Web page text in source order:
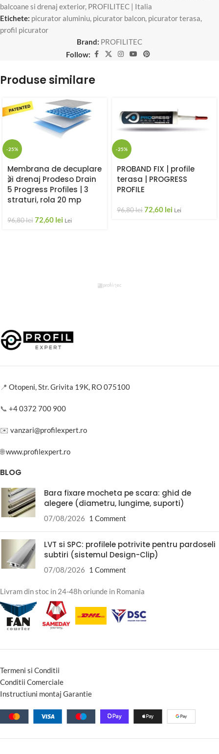
balcoane si drenaj exterior, PROFILITEC | Italia
Etichete: picurator aluminiu, picurator balcon, picurator terasa,
profil picurator
Brand: PROFILITEC
Follow:
Produse similare
-25%
Membrana de decuplare
si drenaj Prodeso Drain
5 Progress Profiles | 3
straturi, rola 20 mp
96,80lei72,60 lei Lei
-25%
PROBAND FIX | profile
terasa | PROGRESS
PROFILE
96,80lei72,60 lei Lei
📍 Otopeni, Str. Grivita 19K, RO 075100
📞 +4 0372 700 900
✉️ vanzari@profilexpert.ro
🌐www.profilexpert.ro
BLOG
Bara fixare mocheta pe scara: ghid de
alegere (diametru, lungime, suporti)
07/08/2026 1 Comment
LVT si SPC: profilele potrivite pentru pardoseli
subtiri (sistemul Design-Clip)
07/08/2026 1 Comment
Livram din stoc in 24-48h oriunde in Romania
Termeni si Conditii
Conditii Comerciale
Instructiuni montaj Garantie